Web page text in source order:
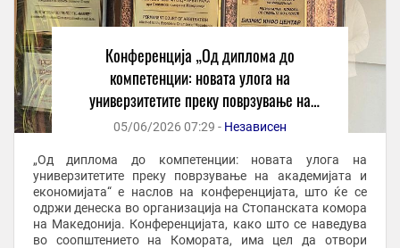
Конференција „Од диплома до
компетенции: новата улога на
универзитетите преку поврзување на
академијата и економијата“
05/06/2026 07:29 - Независен
„Од диплома до компетенции: новата улога на
универзитетите преку поврзување на академијата и
економијата“ е наслов на конференцијата, што ќе се
одржи денеска во организација на Стопанската комора
на Македонија. Конференцијата, како што се наведува
во соопштението на Комората, има цел да отвори